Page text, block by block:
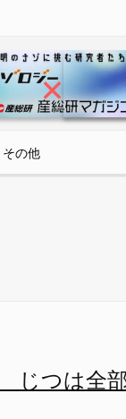
その他
じつは全